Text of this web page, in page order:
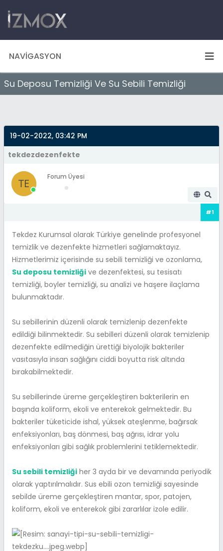
NAVIGASYON
Su Deposu Temizliği Ve Su Sebili Temizliği
19-02-2022, 03:42 PM
tekdezdezenfekte
Forum Üyesi
#1
Tekdez Kurumsal olarak Türkiye genelinde profesyonel
temizlik ve dezenfekte hizmetleri sağlamaktayız.
Hizmetlerimiz içerisinde su sebili temizliği ve ozonlama,
Su deposu temizliği ve dezenfektesi, su tesisatı
temizliği, boyler temizliği, su analizi ve haşere ilaçlama
bulunmaktadır.
Su sebillerinin düzenli olarak temizlenip dezenfekte
edildiği bilinmektedir. Su sebilleri düzenli olarak temizlenip
dezenfekte edilmediğin ürettiği biyolojik bakteriler
vasıtasıyla insan sağlığını ciddi boyutta risk altında
bırakabilmektedir.
Su sebillerinde üreme gerçekleştiren bakterilerin en
başında koliform, ekoli ve enterekok gelmektedir. Bu
bakteriler tüketicide ishal, yüksek ateşlenme, bağırsak
enfeksiyonları, baş dönmesi, baş ağrısı, idrar yolu
enfeksiyonları gibi sağlık problemlerini tetiklemektedir.
Su sebili temizliği her 3 ayda bir ve devamında periyodik
olarak yaptırılmalıdır. Sus ebili ozon temizliği sayesinde
sebilde üreme gerçekleştiren mantar, spor, patojen,
koliform, ekoli ve enterekok gibi zararlılar izole edilir.